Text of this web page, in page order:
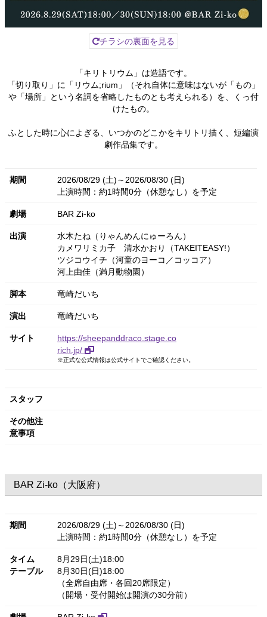
チラシの裏面を見る
「キリトリウム」は造語です。
「切り取り」に「リウム;rium」（それ自体に意味はないが「もの」
や「場所」という名詞を省略したものとも考えられる）を、くっ付
けたもの。
ふとした時に心によぎる、いつかのどこかをキリトリ描く、短編演
劇作品集です。
期間
2026/08/29 (土)～2026/08/30 (日)
上演時間：約1時間0分（休憩なし）を予定
劇場 BAR Zi-ko
出演
水木たね（りゃんめんにゅーろん）
カメワリミカ子
清水かおり（TAKEITEASY!）
ツジコウイチ（河童のヨーコ／コッコア）
河上由佳（満月動物園）
脚本 竜崎だいち
演出 竜崎だいち
サイト
https://sheepanddraco.stage.co
rich.jp/
※正式な公式情報は公式サイトでご確認ください。
スタッフ
その他注
意事項
BAR Zi-ko（大阪府）
期間
2026/08/29 (土)～2026/08/30 (日)
上演時間：約1時間0分（休憩なし）を予定
タイム
テーブル
8月29日(土)18:00
8月30日(日)18:00
（全席自由席・各回20席限定）
（開場・受付開始は開演の30分前）